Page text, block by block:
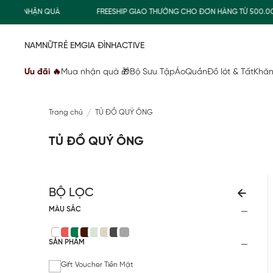
MUA NHẬN QUÀ FREESHIP GIAO THƯỜNG CHO ĐƠN HÀNG TỪ
NAMNỮTRẺ EMGIA ĐÌNHACTIVE
Ưu đãi 🔥 Mua nhận quà 🎁Bộ Sưu TậpÁoQuầnĐồ lót & Tất
Trang chủ TỦ ĐỒ QUÝ ÔNG
TỦ ĐỒ QUÝ ÔNG
BỘ LỌC
MÀU SẮC
SẢN PHẨM
Gift Voucher Tiền Mặt